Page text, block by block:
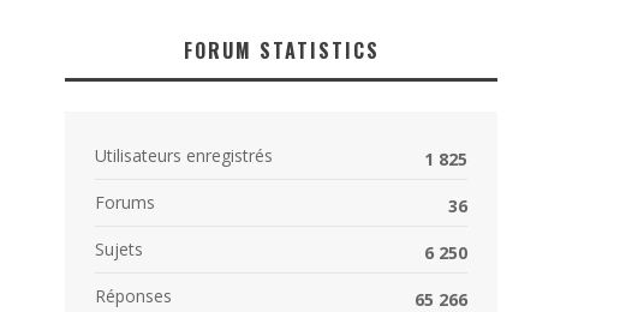
FORUM STATISTICS
Utilisateurs enregistrés
1 825
Forums
36
Sujets
6 250
Réponses
65 266